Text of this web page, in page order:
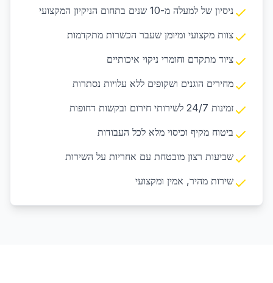
ניסיון של למעלה מ-10 שנים בתחום הניקיון המקצועי
צוות מקצועי ומיומן שעבר הכשרות מתקדמות
ציוד מתקדם וחומרי ניקוי איכותיים
מחירים הוגנים ושקופים ללא עלויות נסתרות
זמינות 24/7 לשירותי חירום ובקשות דחופות
ביטוח מקיף וכיסוי מלא לכל העבודות
שביעות רצון מובטחת עם אחריות על השירות
שירות מהיר, אמין ומקצועי